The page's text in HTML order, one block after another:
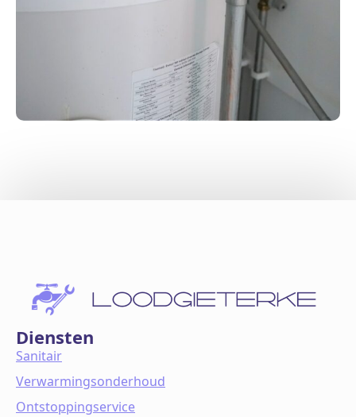
Diensten
Sanitair
Verwarmingsonderhoud
Ontstoppingservice